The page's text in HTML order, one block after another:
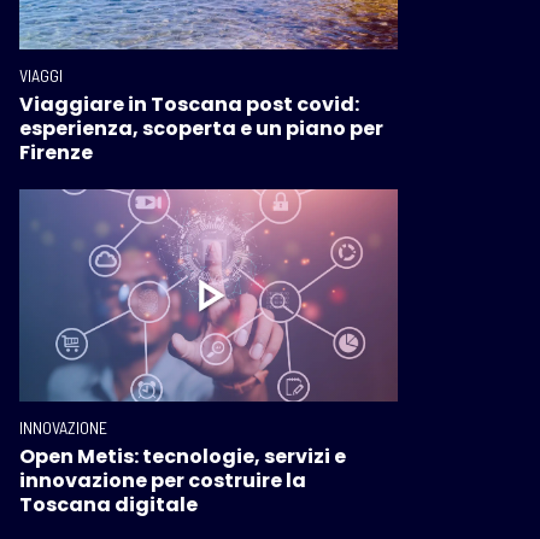
VIAGGI
Viaggiare in Toscana post covid:
esperienza, scoperta e un piano per
Firenze
INNOVAZIONE
Open Metis: tecnologie, servizi e
innovazione per costruire la
Toscana digitale